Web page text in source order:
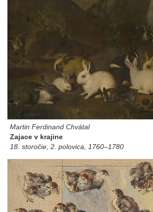
Martin Ferdinand Chvátal
Zajace v krajine
18. storočie, 2. polovica, 1760–1780